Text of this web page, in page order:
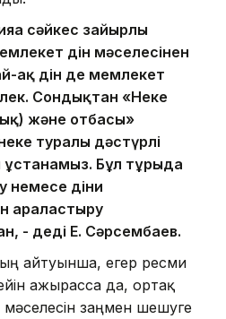
сәйкес зайырлы
дін мәселесінен
ақ дін де мемлекет
Сондықтан «Неке
және отбасы»
туралы дәстүрлі
Бұл тұрғыда
немесе діни
араластыру
- деді Е. Сәрсембаев.
айтуынша, егер ресми
ажырасса да, ортақ
заңмен шешуге